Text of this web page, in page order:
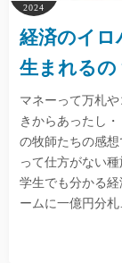
2024
経済のイ
生まれるの
マネーって万札
きからあったし
の牧師たちの感
って仕方がない
学生でも分かる
ームに一億円分